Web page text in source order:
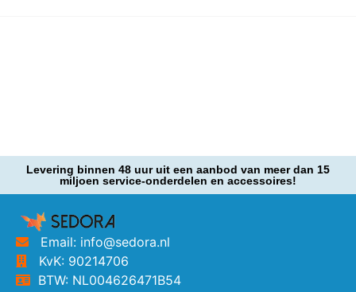
Levering binnen 48 uur uit een aanbod van meer dan 15
miljoen service-onderdelen en accessoires!
Email: info@sedora.nl
KvK: 90214706
BTW: NL004626471B54